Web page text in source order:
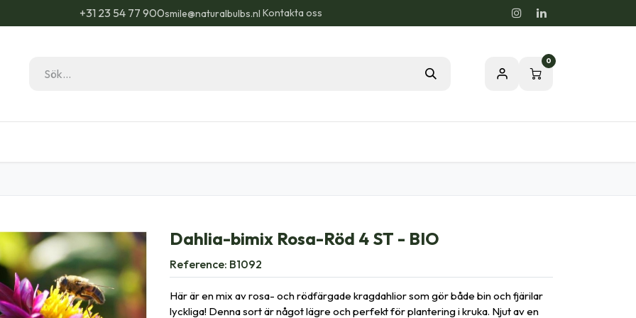
+31 23 54 77 900smile@naturalbulbs.nl Kontakta oss
0
Dahlia-bimix Rosa-Röd 4 ST - BIO
Reference: B1092
Här är en mix av rosa- och rödfärgade kragdahlior som gör både bin och fjärilar
lyckliga! Denna sort är något lägre och perfekt för plantering i kruka. Njut av en